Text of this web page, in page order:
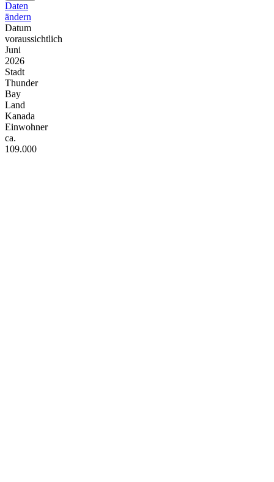
Daten
ändern
Datum
voraussichtlich
Juni
2026
Stadt
Thunder
Bay
Land
Kanada
Einwohner
ca.
109.000